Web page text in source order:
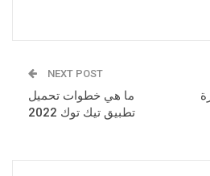
NEXT POST
ما هي خطوات تحميل
تطبيق تيك توك 2022